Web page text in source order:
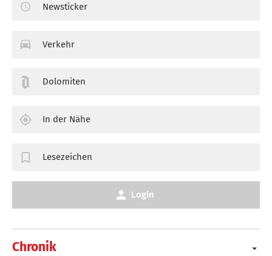
Chronik
Newsticker
Verkehr
Dolomiten
In der Nähe
Lesezeichen
Login